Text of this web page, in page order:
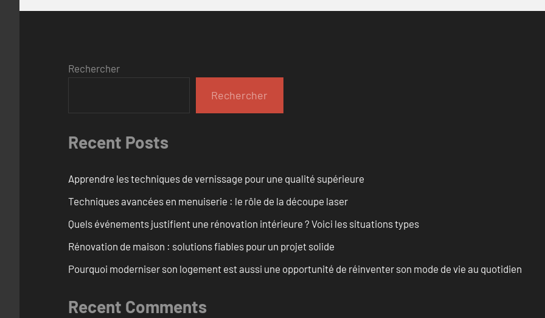
Rechercher
Rechercher
Recent Posts
Apprendre les techniques de vernissage pour une qualité supérieure
Techniques avancées en menuiserie : le rôle de la découpe laser
Quels événements justifient une rénovation intérieure ? Voici les situations types
Rénovation de maison : solutions fiables pour un projet solide
Pourquoi moderniser son logement est aussi une opportunité de réinventer son mode de vie au quotidien
Recent Comments